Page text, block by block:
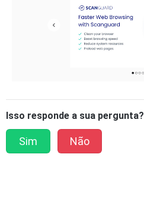
Isso responde a sua pergunta?
Sim Não